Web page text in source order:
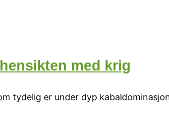
med krig
tydelig er under dyp